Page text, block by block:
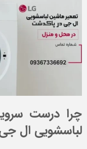
چرا درست
لباسشویی ال